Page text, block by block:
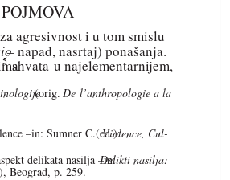
agresivnost i u tom smislu
– napad, nasrtaj) ponašanja.
5shvata u najelementarnijem,
(orig.De l’anthropologie a la
–in: Sumner C.(ed.):Violence, Cul-
delikata nasilja –in:Delikti nasilja:
Beograd, p. 259.